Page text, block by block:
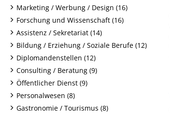
Marketing / Werbung / Design (16)
Forschung und Wissenschaft (16)
Assistenz / Sekretariat (14)
Bildung / Erziehung / Soziale Berufe (12)
Diplomandenstellen (12)
Consulting / Beratung (9)
Öffentlicher Dienst (9)
Personalwesen (8)
Gastronomie / Tourismus (8)